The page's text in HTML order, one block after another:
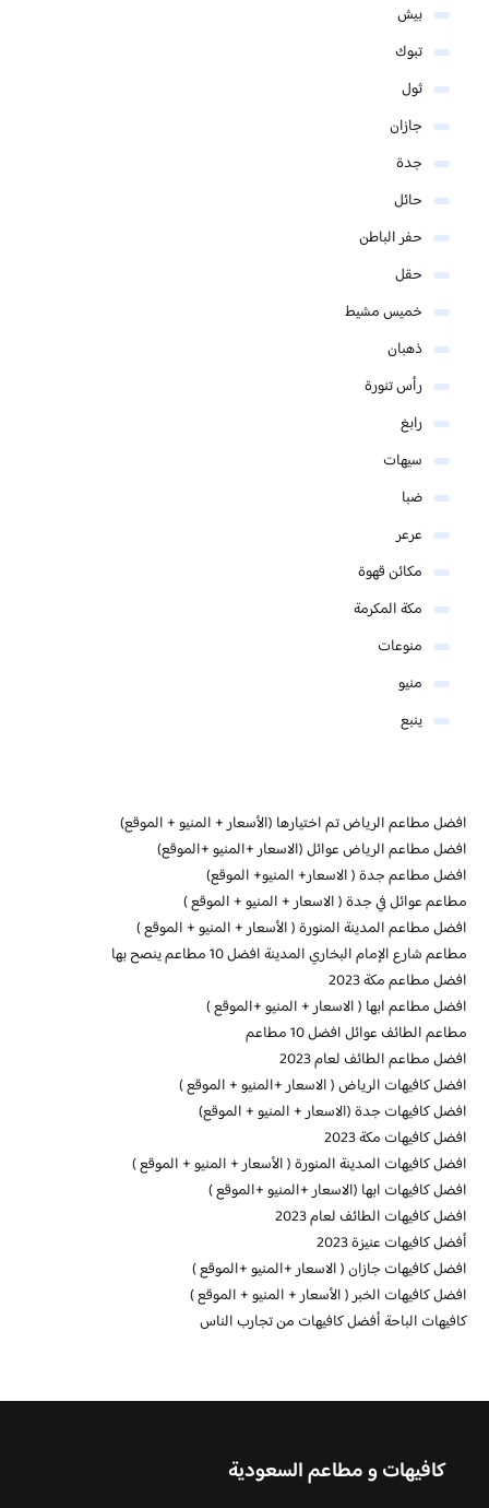
بيش
تبوك
ثول
جازان
جدة
حائل
حفر الباطن
حقل
خميس مشيط
ذهبان
رأس تنورة
رابغ
سيهات
ضبا
عرعر
مكائن قهوة
مكة المكرمة
منوعات
منيو
ينبع
افضل مطاعم الرياض تم اختيارها (الأسعار + المنيو + الموقع)
افضل مطاعم الرياض عوائل (الاسعار +المنيو +الموقع)
افضل مطاعم جدة ( الاسعار+ المنيو+ الموقع)
مطاعم عوائل في جدة ( الاسعار + المنيو + الموقع )
افضل مطاعم المدينة المنورة ( الأسعار + المنيو + الموقع )
مطاعم شارع الإمام البخاري المدينة افضل 10 مطاعم ينصح بها
افضل مطاعم مكة 2023
افضل مطاعم ابها ( الاسعار + المنيو +الموقع )
مطاعم الطائف عوائل افضل 10 مطاعم
افضل مطاعم الطائف لعام 2023
افضل كافيهات الرياض ( الاسعار +المنيو + الموقع )
افضل كافيهات جدة (الاسعار + المنيو + الموقع)
افضل كافيهات مكة 2023
افضل كافيهات المدينة المنورة ( الأسعار + المنيو + الموقع )
افضل كافيهات ابها (الاسعار +المنيو +الموقع )
افضل كافيهات الطائف لعام 2023
أفضل كافيهات عنيزة 2023
افضل كافيهات جازان ( الاسعار +المنيو +الموقع )
افضل كافيهات الخبر ( الأسعار + المنيو + الموقع )
كافيهات الباحة أفضل كافيهات من تجارب الناس
كافيهات و مطاعم السعودية